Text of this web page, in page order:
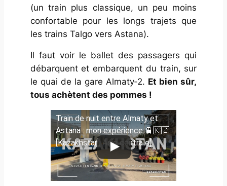
(un train plus classique, un peu moins
confortable pour les longs trajets que
les trains Talgo vers Astana).
Il faut voir le ballet des passagers qui
débarquent et embarquent du train, sur
le quai de la gare Almaty‑2. Et bien sûr,
tous achètent des pommes !
Train de nuit entre Almaty et
Astana : mon expérience 🚆🇰🇿
[Kazakhstan, Asie centrale]